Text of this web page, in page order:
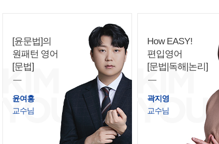
[윤문법]의
원패턴 영어
[문법]
윤여홍
교수님
How EASY!
편입영어
[문법|독해|논리]
곽지영
교수님